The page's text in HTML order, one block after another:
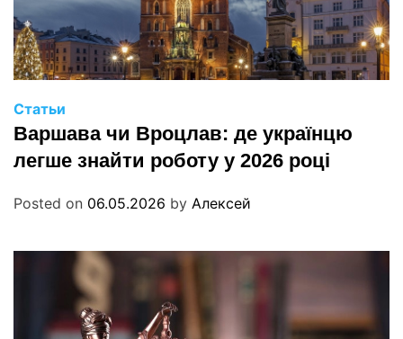
Статьи
Варшава чи Вроцлав: де українцю
легше знайти роботу у 2026 році
Posted on 06.05.2026 by Алексей